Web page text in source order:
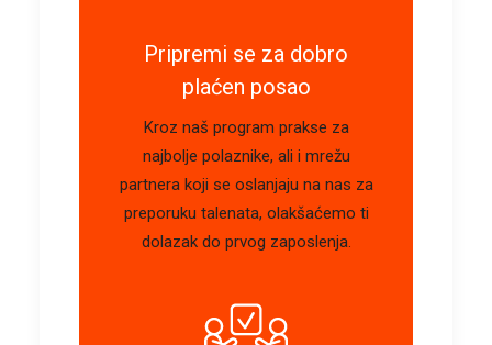
Pripremi se za dobro
plaćen posao
Kroz naš program prakse za
najbolje polaznike, ali i mrežu
partnera koji se oslanjaju na nas za
preporuku talenata, olakšaćemo ti
dolazak do prvog zaposlenja.